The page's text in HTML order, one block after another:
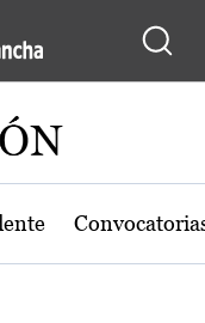
Castilla-La